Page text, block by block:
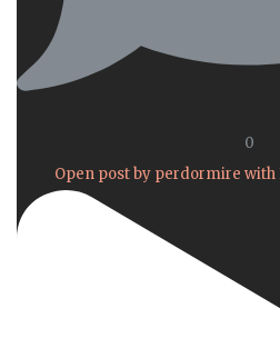
0
Open post by perdormire with